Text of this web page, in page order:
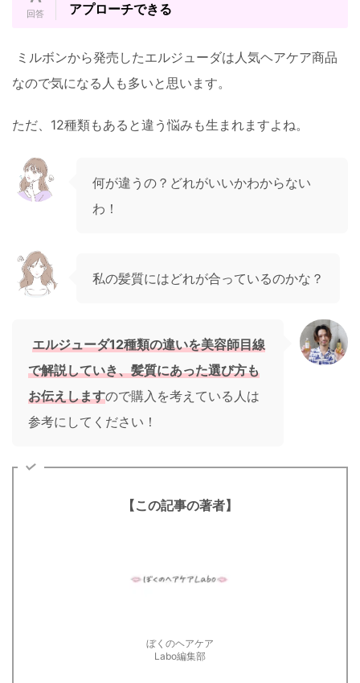
アプローチできる
ミルボンから発売したエルジューダは人気ヘアケア商品
なので気になる人も多いと思います。
ただ、12種類もあると違う悩みも生まれますよね。
何が違うの？どれがいいかわからない
わ！
私の髪質にはどれが合っているのかな？
エルジューダ12種類の違いを美容師目線
で解説していき、髪質にあった選び方も
お伝えしますので購入を考えている人は
参考にしてください！
【この記事の著者】
ぼくのヘアケア
Labo編集部